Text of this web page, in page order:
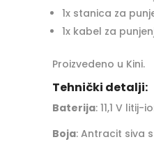
1x stanica za
1x kabel za
Proizvedeno u Kini.
Tehnički detalji:
Baterija: 11,1 V litij-
Boja: Antracit siva